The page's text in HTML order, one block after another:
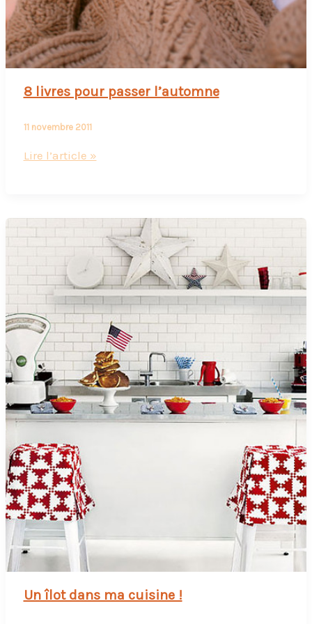
8 livres pour passer l’automne
11 novembre 2011
8Lire l’article »
Un îlot dans ma cuisine !